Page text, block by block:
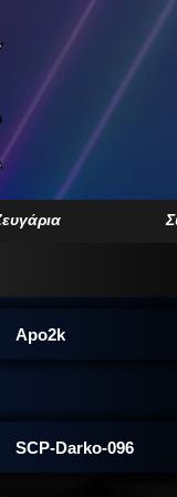
Apo2k
SCP-Darko-096